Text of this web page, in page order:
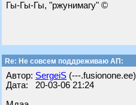
Гы-Гы-Гы, "ржунимагу" ©
Re: Не совсем поддреживаю АП:
Автор: SergeiS (---.fusionone.ee)
Дата: 20-03-06 21:24